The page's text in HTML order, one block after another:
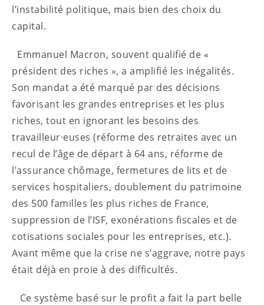
l’instabilité politique, mais bien des choix du
capital.
Emmanuel Macron, souvent qualifié de «
président des riches », a amplifié les inégalités.
Son mandat a été marqué par des décisions
favorisant les grandes entreprises et les plus
riches, tout en ignorant les besoins des
travailleur·euses (réforme des retraites avec un
recul de l’âge de départ à 64 ans, réforme de
l’assurance chômage, fermetures de lits et de
services hospitaliers, doublement du patrimoine
des 500 familles les plus riches de France,
suppression de l’ISF, exonérations fiscales et de
cotisations sociales pour les entreprises, etc.).
Avant même que la crise ne s’aggrave, notre pays
était déjà en proie à des difficultés.
Ce système basé sur le profit a fait la part belle